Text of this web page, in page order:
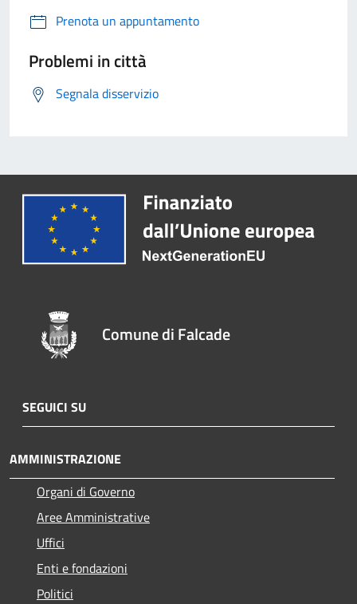
Prenota un appuntamento
Problemi in città
Segnala disservizio
Comune di Falcade
SEGUICI SU
AMMINISTRAZIONE
Organi di Governo
Aree Amministrative
Uffici
Enti e fondazioni
Politici